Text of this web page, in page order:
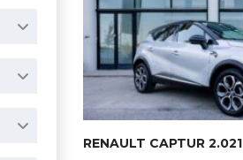
RENAULT CAPTUR 2.021